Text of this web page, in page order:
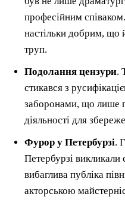
професійним
настільки добрим, що
труп.
Подолання цензури.
стикався з
заборонами, що лише
діяльності для
Фурор у Петербурзі.
Петербурзі
вибаглива публіка
акторською